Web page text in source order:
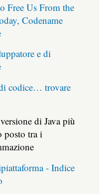
Free Us From the
Codename
e di
codice… trovare
di Java più
posto tra i
- Indice